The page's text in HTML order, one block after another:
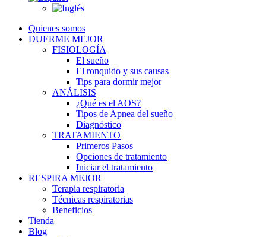
Quienes somos
DUERME MEJOR
FISIOLOGÍA
El sueño
El ronquido y sus causas
Tips para dormir mejor
ANÁLISIS
¿Qué es el AOS?
Tipos de Apnea del sueño
Diagnóstico
TRATAMIENTO
Primeros Pasos
Opciones de tratamiento
Iniciar el tratamiento
RESPIRA MEJOR
Terapia respiratoria
Técnicas respiratorias
Beneficios
Tienda
Blog